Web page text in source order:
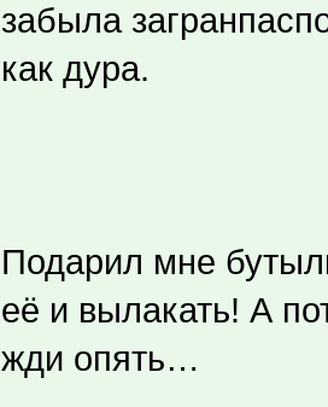
забыла
как дура.
Подарил мне
её и вылакать! А
жди опять…